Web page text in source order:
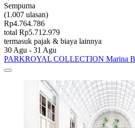
Sempurna
(1.007 ulasan)
Rp4.764.786
total Rp5.712.979
termasuk pajak & biaya lainnya
30 Agu - 31 Agu
PARKROYAL COLLECTION Marina